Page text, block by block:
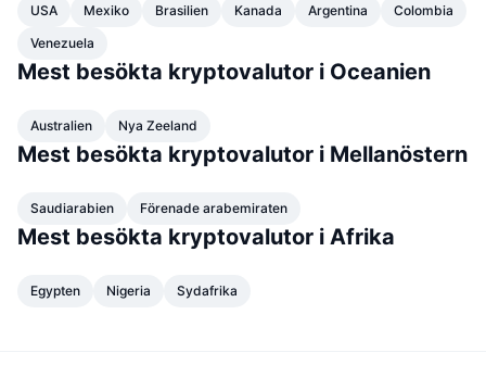
ICO-kalender
USA Mexiko Brasilien Kanada Argentina
Colombia
Venezuela
Mest besökta kryptovalutor i Oceanien
Australien Nya Zeeland
Mest besökta kryptovalutor i Mellanöstern
Saudiarabien Förenade arabemiraten
Mest besökta kryptovalutor i Afrika
Egypten Nigeria Sydafrika